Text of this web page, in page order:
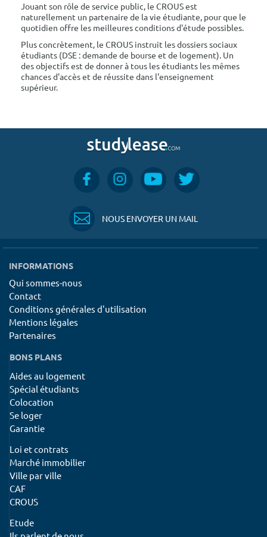
Jouant son rôle de service public, le CROUS est
naturellement un partenaire de la vie étudiante, pour que le
quotidien offre les meilleures conditions d'étude possibles.
Plus concrètement, le CROUS instruit les dossiers sociaux
étudiants (DSE : demande de bourse et de logement). Un
des objectifs est de donner à tous les étudiants les mêmes
chances d'accès et de réussite dans l'enseignement
supérieur.
NOUS ENVOYER UN MAIL
INFORMATIONS
Qui sommes-nous
Contact
Conditions générales d'utilisation
Mentions légales
Partenaires
BONS PLANS
Aides au logement
Spécial étudiants
Colocation
Se loger
Garantie
Loi et contrats
Marché immobilier
Ville par ville
CAF
CROUS
Etude